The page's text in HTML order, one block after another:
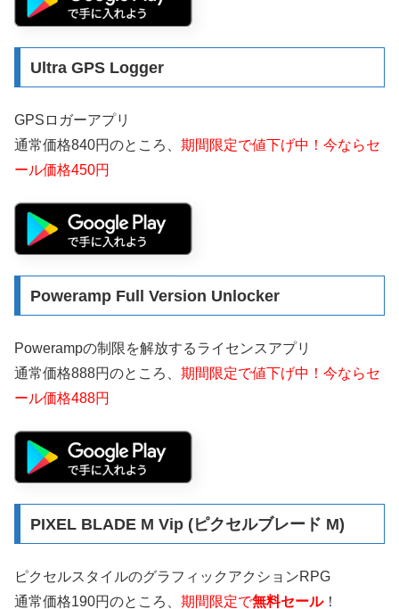
Ultra GPS Logger
GPSロガーアプリ
通常価格840円のところ、 期間限定で値下げ中！今ならセ
ール価格450円
Poweramp Full Version Unlocker
Powerampの制限を解放するライセンスアプリ
通常価格888円のところ、 期間限定で値下げ中！今ならセ
ール価格488円
PIXEL BLADE M Vip (ピクセルブレード M)
ピクセルスタイルのグラフィックアクションRPG
通常価格190円のところ、 期間限定で無料セール！